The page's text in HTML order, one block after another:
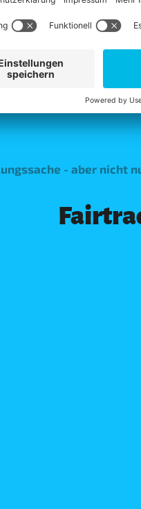
in
Alle
- aber nicht